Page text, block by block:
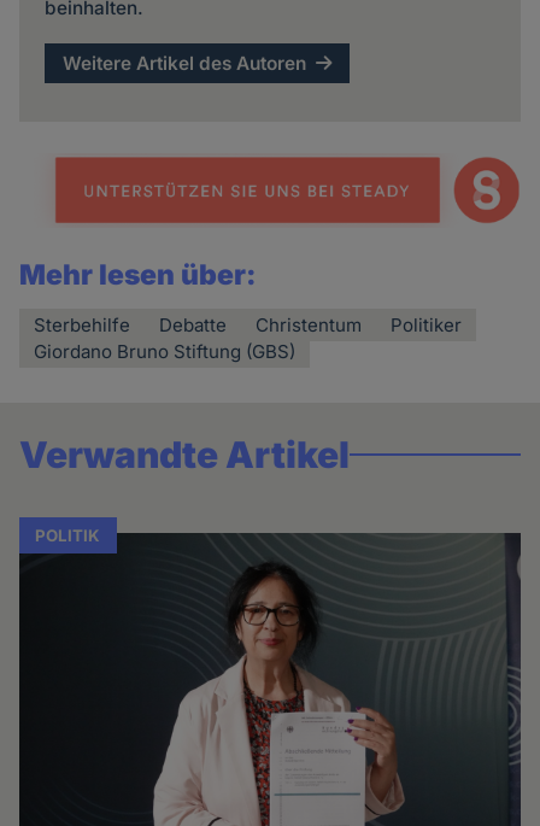
beinhalten.
Weitere Artikel des Autoren
Mehr lesen über:
Sterbehilfe Debatte Christentum
Politiker
Giordano Bruno Stiftung (GBS)
Verwandte Artikel
POLITIK